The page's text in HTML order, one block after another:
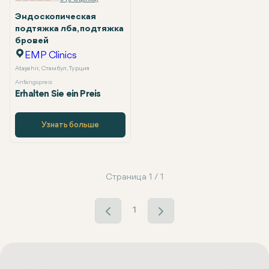
Эндоскопическая
подтяжка лба, подтяжка
бровей
EMP Clinics
Ataşehir, Стамбул, Турция
Anfangspreis
Erhalten Sie ein Preis
Узнать больше
Страница 1 / 1
1